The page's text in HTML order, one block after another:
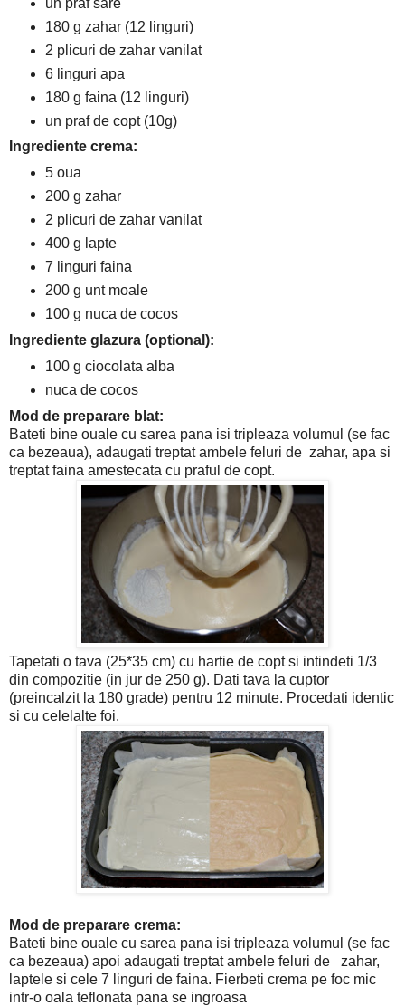
180 g zahar (12 linguri)
2 plicuri de zahar vanilat
6 linguri apa
180 g faina (12 linguri)
un praf de copt (10g)
Ingrediente crema:
5 oua
200 g zahar
2 plicuri de zahar vanilat
400 g lapte
7 linguri faina
200 g unt moale
100 g nuca de cocos
Ingrediente glazura (optional):
100 g ciocolata alba
nuca de cocos
Mod de preparare blat:
Bateti bine ouale cu sarea pana isi tripleaza volumul (se fac
ca bezeaua), adaugati treptat ambele feluri de zahar, apa si
treptat faina amestecata cu praful de copt.
Tapetati o tava (25*35 cm) cu hartie de copt si intindeti 1/3
din compozitie (in jur de 250 g). Dati tava la cuptor
(preincalzit la 180 grade) pentru 12 minute. Procedati identic
si cu celelalte foi.
Mod de preparare crema:
Bateti bine ouale cu sarea pana isi tripleaza volumul (se fac
ca bezeaua) apoi adaugati treptat ambele feluri de zahar,
laptele si cele 7 linguri de faina. Fierbeti crema pe foc mic
intr-o oala teflonata pana se ingroasa